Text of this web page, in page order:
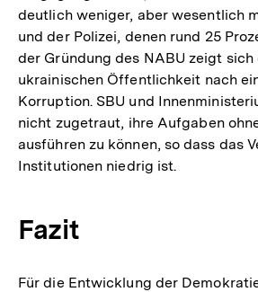
deutlich weniger, aber wesentlich
und der Polizei, denen rund 25
der Gründung des NABU zeigt
ukrainischen Öffentlichkeit nach
Korruption. SBU und
nicht zugetraut, ihre Aufgaben
ausführen zu können, so dass das
Institutionen niedrig ist.
Fazit
Für die Entwicklung der